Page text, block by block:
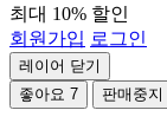
최대 10% 할인
회원가입 로그인
레이어 닫기
좋아요 7 판매중지